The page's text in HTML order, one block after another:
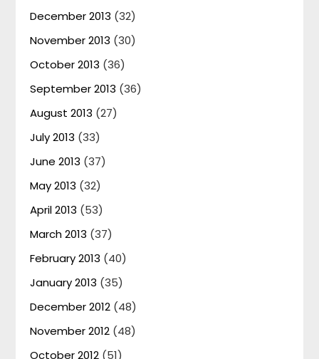
December 2013 (32)
November 2013 (30)
October 2013 (36)
September 2013 (36)
August 2013 (27)
July 2013 (33)
June 2013 (37)
May 2013 (32)
April 2013 (53)
March 2013 (37)
February 2013 (40)
January 2013 (35)
December 2012 (48)
November 2012 (48)
October 2012 (51)